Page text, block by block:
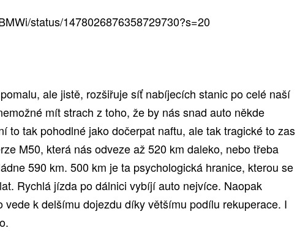
status/1478026876358729730?s=20
ale jistě, rozšiřuje síť nabíjecích stanic po celé naší
mít strach z toho, že by nás snad auto někde
to tak pohodlné jako dočerpat naftu, ale tak tragické to zas
M50, která nás odveze až 520 km daleko, nebo třeba
590 km. 500 km je ta psychologická hranice, kterou se
Rychlá jízda po dálnici vybíjí auto nejvíce. Naopak
vede k delšímu dojezdu díky většímu podílu rekuperace. I